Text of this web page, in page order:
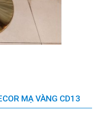
MẠ VÀNG CD13